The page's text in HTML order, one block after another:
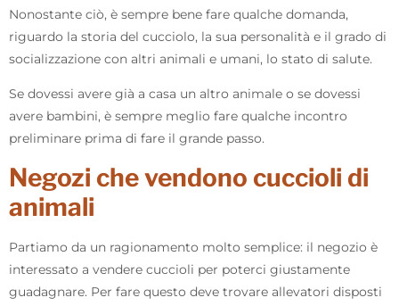
Nonostante ciò, è sempre bene fare qualche domanda,
riguardo la storia del cucciolo, la sua personalità e il grado di
socializzazione con altri animali e umani, lo stato di salute.
Se dovessi avere già a casa un altro animale o se dovessi
avere bambini, è sempre meglio fare qualche incontro
preliminare prima di fare il grande passo.
Negozi che vendono cuccioli di
animali
Partiamo da un ragionamento molto semplice: il negozio è
interessato a vendere cuccioli per poterci giustamente
guadagnare. Per fare questo deve trovare allevatori disposti